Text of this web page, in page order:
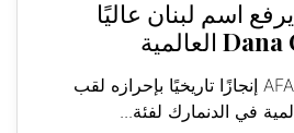
AFA Lebanon يرفع اسم لبنان عاليًا
حقق فريق AFA Lebanon إنجازًا تاريخيًا بإحرازه لقب